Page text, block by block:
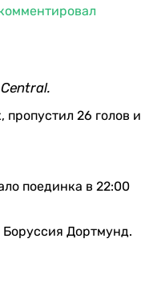
26 голов и
поединка в 22:00
Дортмунд.